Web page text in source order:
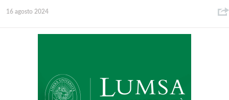
16 agosto 2024